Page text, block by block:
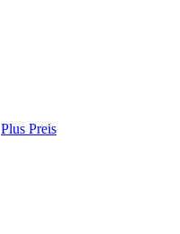
Plus Preis